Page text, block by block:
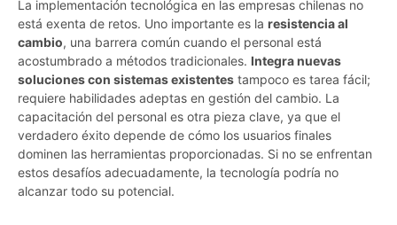
La implementación tecnológica en las empresas chilenas no
está exenta de retos. Uno importante es la resistencia al
cambio, una barrera común cuando el personal está
acostumbrado a métodos tradicionales. Integra nuevas
soluciones con sistemas existentes tampoco es tarea fácil;
requiere habilidades adeptas en gestión del cambio. La
capacitación del personal es otra pieza clave, ya que el
verdadero éxito depende de cómo los usuarios finales
dominen las herramientas proporcionadas. Si no se enfrentan
estos desafíos adecuadamente, la tecnología podría no
alcanzar todo su potencial.